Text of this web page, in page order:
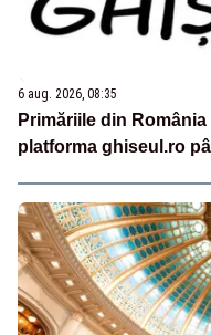
6 aug. 2026, 08:35
Primăriile din
platforma ghiseul.ro